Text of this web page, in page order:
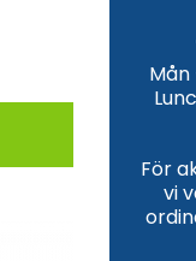
För
vi